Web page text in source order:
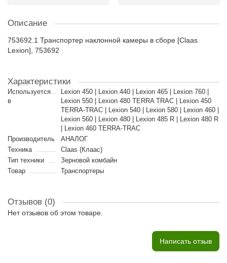
Описание
753692.1 Транспортер наклонной камеры в сборе [Claas
Lexion], 753692
Характеристики
Используется
в
Lexion 450 | Lexion 440 | Lexion 465 | Lexion 760 |
Lexion 550 | Lexion 480 TERRA TRAC | Lexion 450
TERRA-TRAC | Lexion 540 | Lexion 580 | Lexion 460 |
Lexion 560 | Lexion 480 | Lexion 485 R | Lexion 480 R
| Lexion 460 TERRA-TRAC
Производитель
АНАЛОГ
Техника
Claas (Клаас)
Тип техники
Зерновой комбайн
Товар
Транспортеры
Отзывов (0)
Нет отзывов об этом товаре.
Написать отзыв